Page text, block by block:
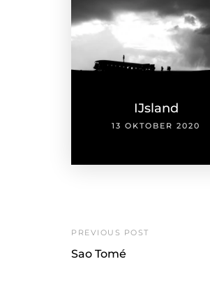
IJsland
13 OKTOBER 2020
PREVIOUS POST
Sao Tomé